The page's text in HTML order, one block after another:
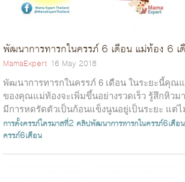
พัฒนาการทารกในครรภ์ 6 เดือน แม่ท้อง 6 เ
MamaExpert 16 May 2018
พัฒนาการทารกในครรภ์ 6 เดือน ในระยะนี้คุณ
ของคุณแม่ท้องจะเพิ่มขึ้นอย่างรวดเร็ว รู้สึกหิว
มีการหดรัดตัวเป็นก้อนแข็งนูนอยู่เป็นระยะ แต่ไ
ปวดครรภ...
การตั้งครรภ์ไตรมาสที่2 คลิปพัฒนาการทารกในครรภ์6เดือน
ครรภ์6เดือน